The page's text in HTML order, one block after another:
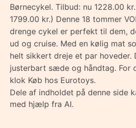
Børnecykel. Tilbud: nu 1228.00
1799.00 kr.) Denne 18 tommer
drenge cykel er perfekt til dem,
ud og cruise. Med en kølig mat
helt sikkert dreje et par hoveder.
justerbart sæde og håndtag. For
klok Køb hos Eurotoys.
Dele af indholdet på denne side
med hjælp fra AI.